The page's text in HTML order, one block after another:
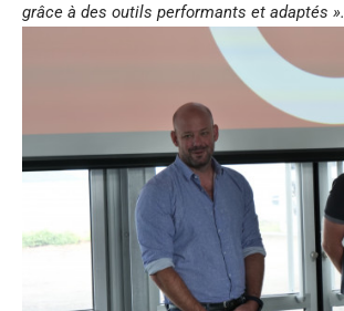
grâce à des outils performants et adaptés ».